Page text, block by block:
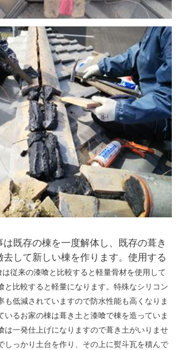
は既存の棟を一度解体し、既存の葺き
去して新しい棟を作ります。使用する
は従来の漆喰と比較すると軽量骨材を使用して
と比較すると軽量になります。特殊なシリコン
も低減されていますので防水性能も高くなりま
いるお家の棟は葺き土と漆喰で棟を造っていま
は一発仕上げになりますので葺き土がいりませ
しっかり土台を作り、その上に熨斗瓦を積んで